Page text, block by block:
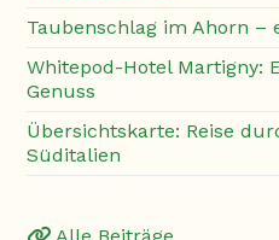
Taubenschlag im Ahorn –
Whitepod-Hotel Martigny:
Genuss
Übersichtskarte: Reise
Süditalien